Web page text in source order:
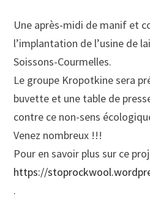
Une après-midi de manif et
l’implantation de l’usine de
Soissons-Courmelles.
Le groupe Kropotkine sera
buvette et une table de
contre ce non-sens
Venez nombreux !!!
Pour en savoir plus sur ce
https://
.